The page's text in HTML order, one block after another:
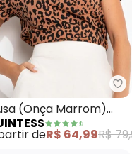
- Blusa (Azul
(Onça Marrom)
Decote V e Bolso
deR$ 64,99R$